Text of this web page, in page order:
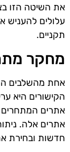
את השיטה הזו
עלולים
תקניים.
מחקר
אחת מהשלבים
הקישורים היא
אתרים המתחרים
אתרים אלה.
חדשות ובחירת